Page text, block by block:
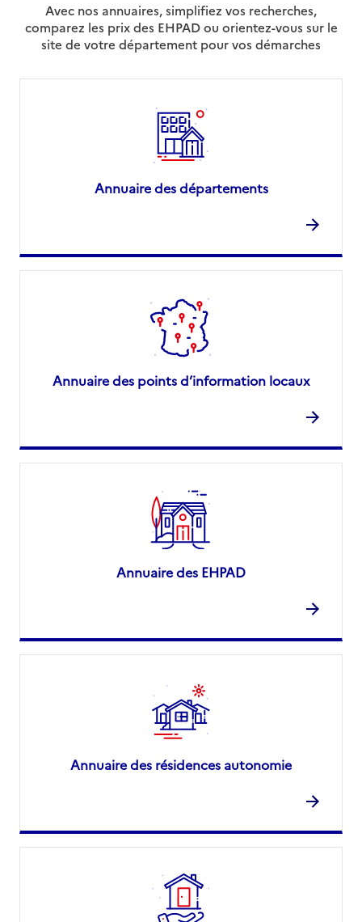
Avec nos annuaires, simplifiez vos recherches,
comparez les prix des EHPAD ou orientez-vous sur le
site de votre département pour vos démarches
Annuaire des départements
Annuaire des points d’information locaux
Annuaire des EHPAD
Annuaire des résidences autonomie